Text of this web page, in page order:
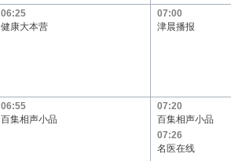
06:25
健康大本营
07:00
津晨播报
06:55
百集相声小品
07:20
百集相声小品
07:26
名医在线